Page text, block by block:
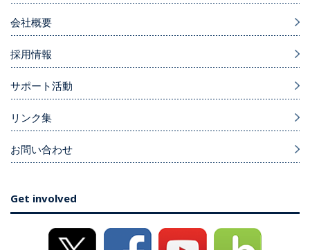
会社概要
採用情報
サポート活動
リンク集
お問い合わせ
Get involved